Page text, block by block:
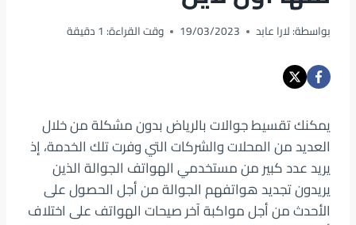
بواسطة:لارا عابد 19/03/2023 وقت القراءة: 1دقيقة
يمكنك تقسيط جوالات بالرياض بدون مشكلة من خلال
العديد من المحلات والشركات التي وفرت تلك الخدمة، إذ
يريد عدد كبير من مستخدمي الهواتف الجوالة الذين
يريدون تجديد هواتفهم الجوالة من أجل الحصول على
الأحدث من أجل مواكبة آخر صيحات الهواتف على اختلاف